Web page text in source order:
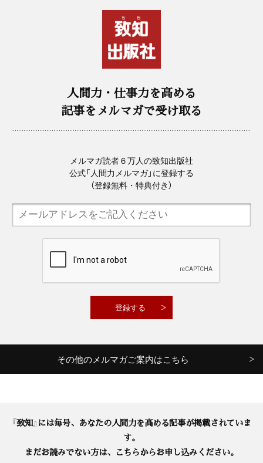
人間力・仕事力を高める
記事をメルマガで受け取る
メルマガ読者６万人の致知出版社
公式「人間力メルマガ」に登録する
（登録無料・特典付き）
その他のメルマガご案内はこちら
『致知』には毎号、あなたの人間力を高める記事が掲載されていま
す。
まだお読みでない方は、こちらからお申し込みください。